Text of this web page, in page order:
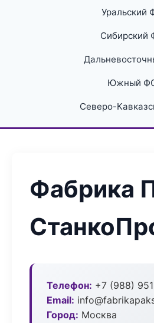
Уральский
Сибирский
Южный
Северо-
Фабрика
Телефон: +7 (988)
Email:
Город: Москва